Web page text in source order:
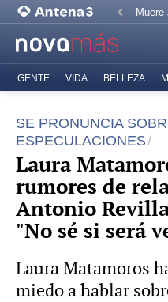
Muere
GENTE VIDA BELLEZA
SE PRONUNCIA
ESPECULACIONES
Laura
rumores de
Antonio
"No sé si será
Laura Matamoros
miedo a hablar